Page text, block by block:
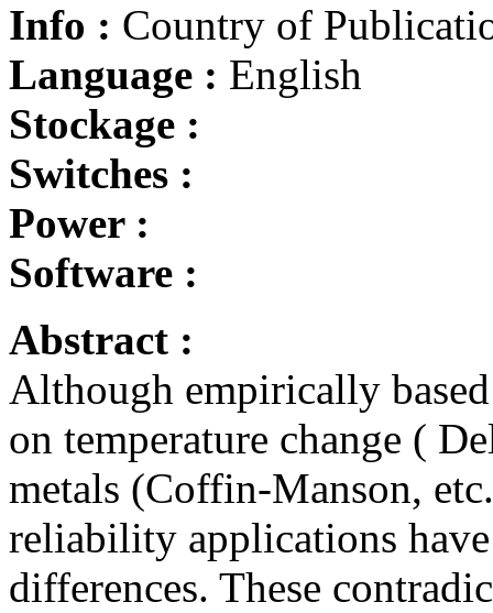
Info : Country of
Language : English
Stockage :
Switches :
Power :
Software :
Abstract :
Although empirically
on temperature change (
metals (Coffin-Manson,
reliability applications
differences. These